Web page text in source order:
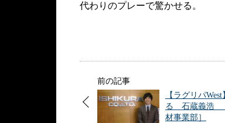
代わりのプレーで驚かせる。
前の記事
【ラグリパ
る 石蔵義浩
材事業部］